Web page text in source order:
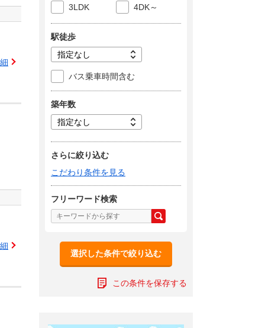
3LDK 4DK～
駅徒歩
バス乗車時間含む
築年数
さらに絞り込む
こだわり条件を見る
フリーワード検索
選択した条件で絞り込む
この条件を保存する